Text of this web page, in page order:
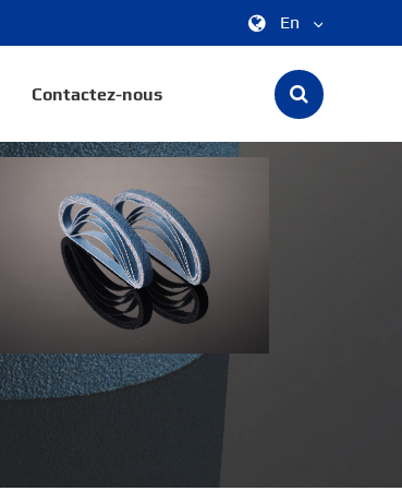
En
français
Deutsch
português
Contactez-nous